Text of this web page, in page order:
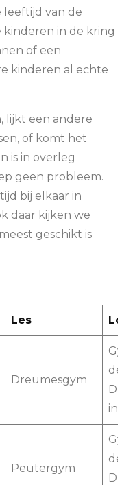
leeftijd van de
kinderen in de kring
of een
kinderen al echte
lijkt een andere
of komt het
is in overleg
geen probleem.
bij elkaar in
daar kijken we
geschikt is
Les
Dreumesgym
de
in
Peutergym
de